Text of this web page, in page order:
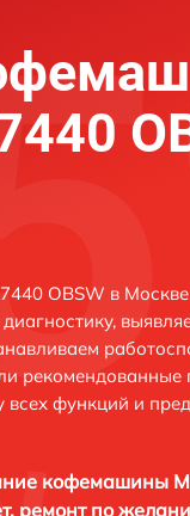
OBSW в
рекомендованные
функций и
кофемашины
ремонт по